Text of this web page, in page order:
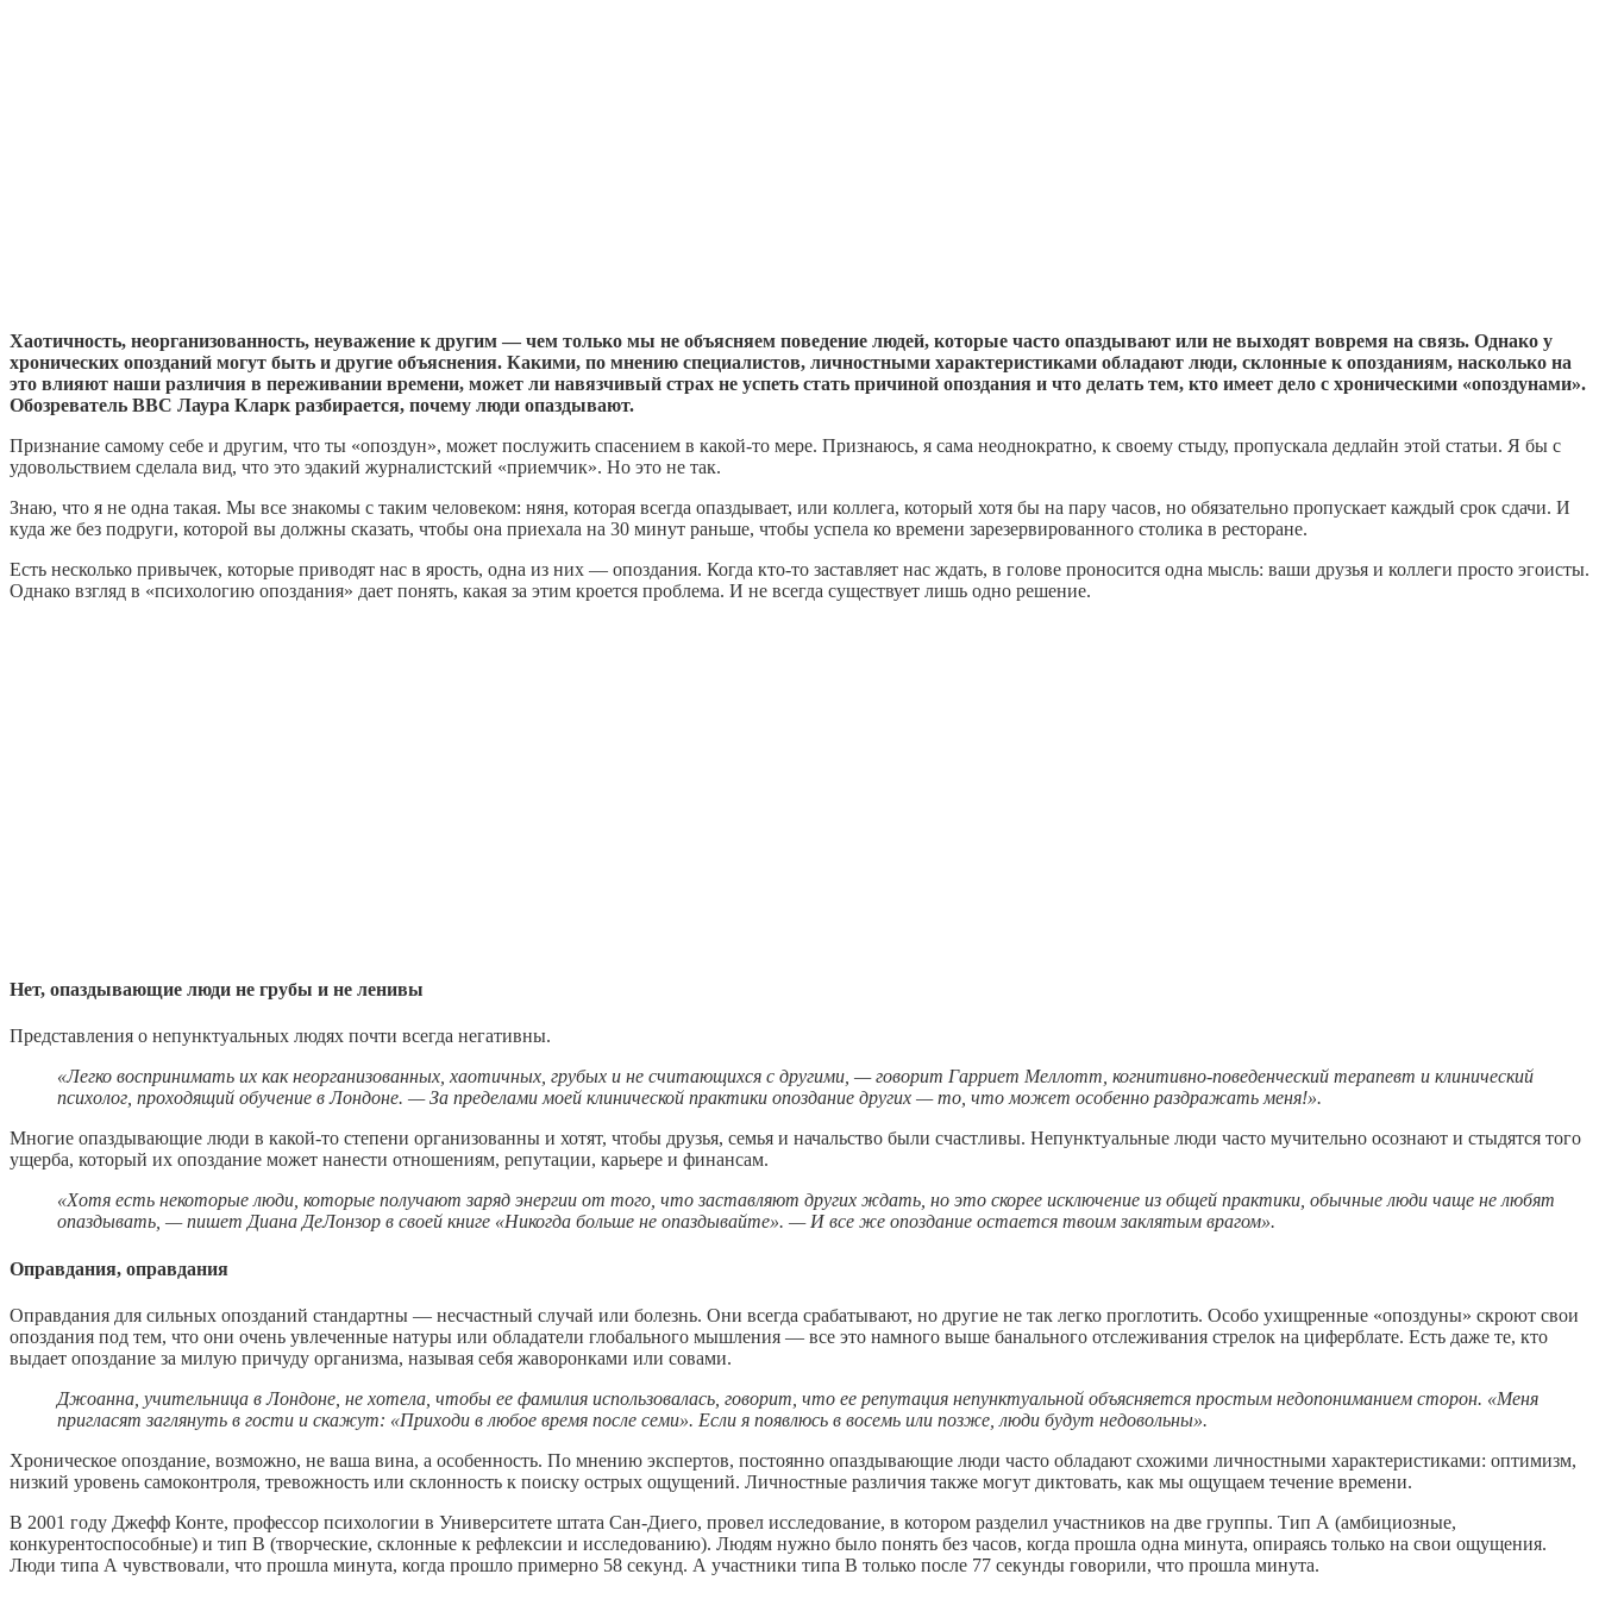
Хаотичность, неорганизованность, неуважение к другим — чем только мы не объясняем поведение людей, которые часто опаздывают или не выходят вовремя на связь. Однако у
хронических опозданий могут быть и другие объяснения. Какими, по мнению специалистов, личностными характеристиками обладают люди, склонные к опозданиям, насколько на
это влияют наши различия в переживании времени, может ли навязчивый страх не успеть стать причиной опоздания и что делать тем, кто имеет дело с хроническими «опоздунами».
Обозреватель BBC Лаура Кларк разбирается, почему люди опаздывают.
Признание самому себе и другим, что ты «опоздун», может послужить спасением в какой-то мере. Признаюсь, я сама неоднократно, к своему стыду, пропускала дедлайн этой статьи. Я бы с
удовольствием сделала вид, что это эдакий журналистский «приемчик». Но это не так.
Знаю, что я не одна такая. Мы все знакомы с таким человеком: няня, которая всегда опаздывает, или коллега, который хотя бы на пару часов, но обязательно пропускает каждый срок сдачи. И
куда же без подруги, которой вы должны сказать, чтобы она приехала на 30 минут раньше, чтобы успела ко времени зарезервированного столика в ресторане.
Есть несколько привычек, которые приводят нас в ярость, одна из них — опоздания. Когда кто-то заставляет нас ждать, в голове проносится одна мысль: ваши друзья и коллеги просто эгоисты.
Однако взгляд в «психологию опоздания» дает понять, какая за этим кроется проблема. И не всегда существует лишь одно решение.
Нет, опаздывающие люди не грубы и не ленивы
Представления о непунктуальных людях почти всегда негативны.
«Легко воспринимать их как неорганизованных, хаотичных, грубых и не считающихся с другими, — говорит Гарриет Меллотт, когнитивно-поведенческий терапевт и клинический
психолог, проходящий обучение в Лондоне. — За пределами моей клинической практики опоздание других — то, что может особенно раздражать меня!».
Многие опаздывающие люди в какой-то степени организованны и хотят, чтобы друзья, семья и начальство были счастливы. Непунктуальные люди часто мучительно осознают и стыдятся того
ущерба, который их опоздание может нанести отношениям, репутации, карьере и финансам.
«Хотя есть некоторые люди, которые получают заряд энергии от того, что заставляют других ждать, но это скорее исключение из общей практики, обычные люди чаще не любят
опаздывать, — пишет Диана ДеЛонзор в своей книге «Никогда больше не опаздывайте». — И все же опоздание остается твоим заклятым врагом».
Оправдания, оправдания
Оправдания для сильных опозданий стандартны — несчастный случай или болезнь. Они всегда срабатывают, но другие не так легко проглотить. Особо ухищренные «опоздуны» скроют свои
опоздания под тем, что они очень увлеченные натуры или обладатели глобального мышления — все это намного выше банального отслеживания стрелок на циферблате. Есть даже те, кто
выдает опоздание за милую причуду организма, называя себя жаворонками или совами.
Джоанна, учительница в Лондоне, не хотела, чтобы ее фамилия использовалась, говорит, что ее репутация непунктуальной объясняется простым недопониманием сторон. «Меня
пригласят заглянуть в гости и скажут: «Приходи в любое время после семи». Если я появлюсь в восемь или позже, люди будут недовольны».
Хроническое опоздание, возможно, не ваша вина, а особенность. По мнению экспертов, постоянно опаздывающие люди часто обладают схожими личностными характеристиками: оптимизм,
низкий уровень самоконтроля, тревожность или склонность к поиску острых ощущений. Личностные различия также могут диктовать, как мы ощущаем течение времени.
В 2001 году Джефф Конте, профессор психологии в Университете штата Сан-Диего, провел исследование, в котором разделил участников на две группы. Тип А (амбициозные,
конкурентоспособные) и тип В (творческие, склонные к рефлексии и исследованию). Людям нужно было понять без часов, когда прошла одна минута, опираясь только на свои ощущения.
Люди типа А чувствовали, что прошла минута, когда прошло примерно 58 секунд. А участники типа В только после 77 секунды говорили, что прошла минута.